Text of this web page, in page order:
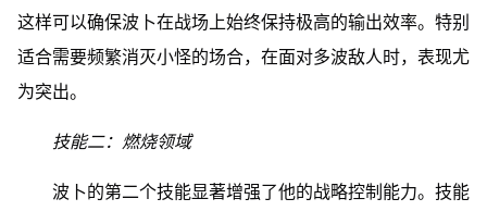
这样可以确保波卜在战场上始终保持极高的输出效率。特别
适合需要频繁消灭小怪的场合，在面对多波敌人时，表现尤
为突出。
技能二：燃烧领域
波卜的第二个技能显著增强了他的战略控制能力。技能